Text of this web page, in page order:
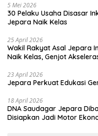
5 Mei 2026
30 Pelaku Usaha Disasar
Jepara Naik Kelas
25 April 2026
Wakil Rakyat Asal Jepara
Naik Kelas, Genjot
23 April 2026
Jepara Perkuat Edukasi
18 April 2026
DNA Saudagar Jepara
Disiapkan Jadi Motor